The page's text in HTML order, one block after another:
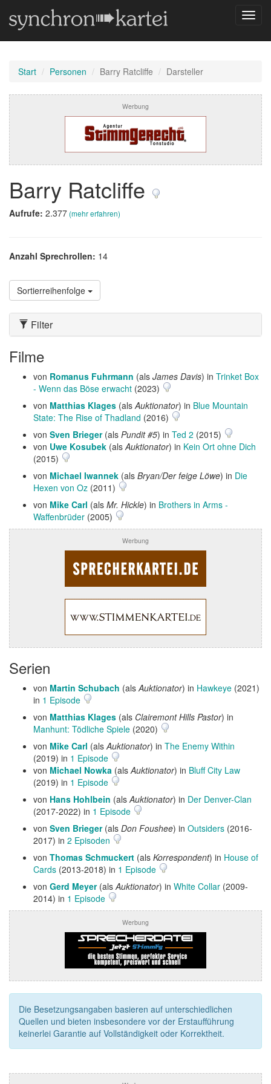
Start Personen Barry Ratcliffe Darsteller
Werbung
Barry Ratcliffe
Aufrufe: 2.377(mehr erfahren)
Anzahl Sprechrollen: 14
Sortierreihenfolge
Filter
Filme
von Romanus Fuhrmann (als James Davis) in Trinket Box
- Wenn das Böse erwacht (2023)
von Matthias Klages (alsAuktionator) in Blue Mountain
State: The Rise of Thadland (2016)
von Sven Brieger(als Pundit #5) in Ted 2 (2015)
von Uwe Kosubek (alsAuktionator) in Kein Ort ohne Dich
(2015)
von Michael Iwannek (als Bryan/Der feige Löwe) in Die
Hexen von Oz (2011)
von Mike Carl (als Mr. Hickle) in Brothers in Arms -
Waffenbrüder (2005)
Werbung
Serien
von Martin Schubach (alsAuktionator) in Hawkeye (2021)
in 1 Episode
von Matthias Klages (als Clairemont Hills Pastor) in
Manhunt: Tödliche Spiele (2020)
von Mike Carl (alsAuktionator) in The Enemy Within
(2019) in 1 Episode
von Michael Nowka (alsAuktionator) in Bluff City Law
(2019) in 1 Episode
von Hans Hohlbein (alsAuktionator) in Der Denver-Clan
(2017-2022) in 1 Episode
von Sven Brieger(als Don Foushee) in Outsiders (2016-
2017) in 2 Episoden
von Thomas Schmuckert (als Korrespondent) in House of
Cards (2013-2018) in 1 Episode
von Gerd Meyer(alsAuktionator) in White Collar (2009-
2014) in 1 Episode
Werbung
Die Besetzungsangaben basieren auf unterschiedlichen
Quellen und bieten insbesondere vor der Erstaufführung
keinerlei Garantie auf Vollständigkeit oder Korrektheit.